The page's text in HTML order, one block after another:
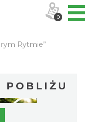
Rytmie”
POBLIŻU
0